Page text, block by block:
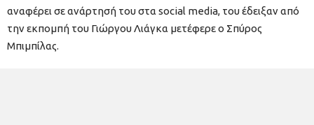
αναφέρει σε ανάρτησή του στα social media, του έδειξαν από
την εκπομπή του Γιώργου Λιάγκα μετέφερε ο Σπύρος
Μπιμπίλας.